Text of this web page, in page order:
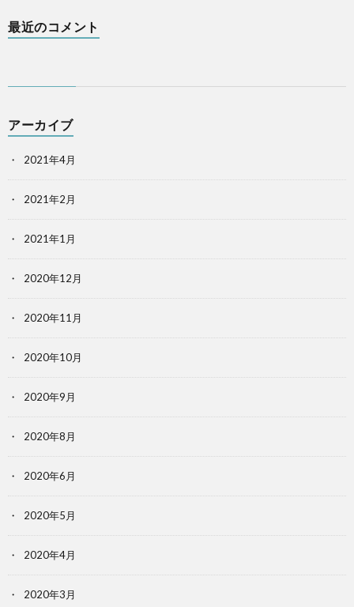
最近のコメント
アーカイブ
2021年4月
2021年2月
2021年1月
2020年12月
2020年11月
2020年10月
2020年9月
2020年8月
2020年6月
2020年5月
2020年4月
2020年3月